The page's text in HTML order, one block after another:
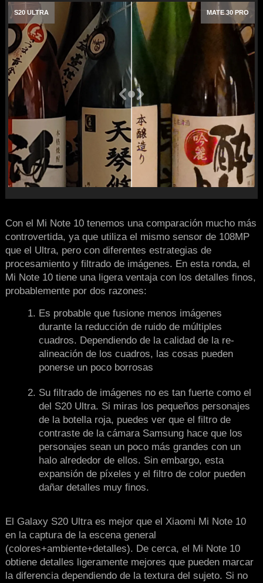
S20 ULTRA MATE 30 PRO
Con el Mi Note 10 tenemos una comparación mucho más
controvertida, ya que utiliza el mismo sensor de 108MP
que el Ultra, pero con diferentes estrategias de
procesamiento y filtrado de imágenes. En esta ronda, el
Mi Note 10 tiene una ligera ventaja con los detalles finos,
probablemente por dos razones:
Es probable que fusione menos imágenes
durante la reducción de ruido de múltiples
cuadros. Dependiendo de la calidad de la re-
alineación de los cuadros, las cosas pueden
ponerse un poco borrosas
Su filtrado de imágenes no es tan fuerte como el
del S20 Ultra. Si miras los pequeños personajes
de la botella roja, puedes ver que el filtro de
contraste de la cámara Samsung hace que los
personajes sean un poco más grandes con un
halo alrededor de ellos. Sin embargo, esta
expansión de píxeles y el filtro de color pueden
dañar detalles muy finos.
El Galaxy S20 Ultra es mejor que el Xiaomi Mi Note 10
en la captura de la escena general
(colores+ambiente+detalles). De cerca, el Mi Note 10
obtiene detalles ligeramente mejores que pueden marcar
la diferencia dependiendo de la textura del sujeto. Si no